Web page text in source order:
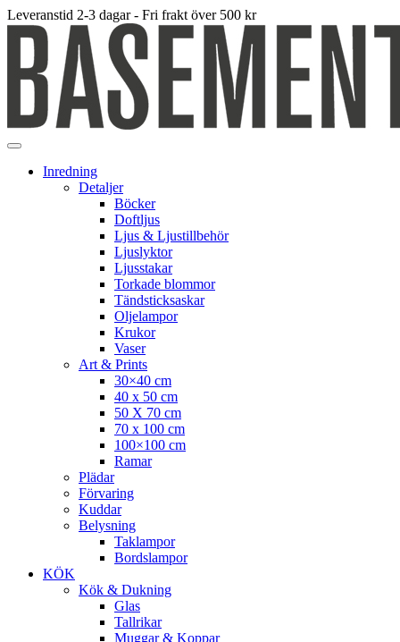
Leveranstid 2-3 dagar - Fri frakt över 500 kr
Inredning
Detaljer
Böcker
Doftljus
Ljus & Ljustillbehör
Ljuslyktor
Ljusstakar
Torkade blommor
Tändsticksaskar
Oljelampor
Krukor
Vaser
Art & Prints
30×40 cm
40 x 50 cm
50 X 70 cm
70 x 100 cm
100×100 cm
Ramar
Plädar
Förvaring
Kuddar
Belysning
Taklampor
Bordslampor
KÖK
Kök & Dukning
Glas
Tallrikar
Muggar & Koppar